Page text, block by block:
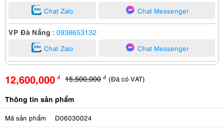
Chat Zalo Chat Messenger
VP Đà Nẵng : 0938653132
Chat Zalo Chat Messenger
12,600,000 đ 15,500,000 đ (Đã có VAT)
Thông tin sản phẩm
Mã sản phẩm D06030024